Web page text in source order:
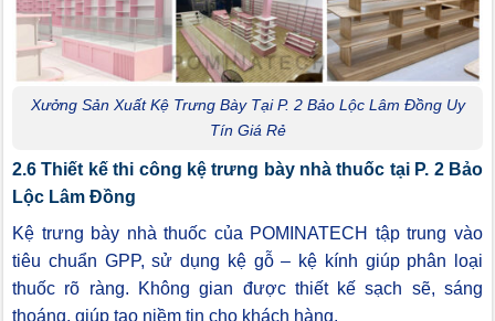
Xưởng Sản Xuất Kệ Trưng Bày Tại P. 2 Bảo Lộc Lâm Đồng Uy
Tín Giá Rẻ
2.6 Thiết kế thi công kệ trưng bày nhà thuốc tại P. 2 Bảo
Lộc Lâm Đồng
Kệ trưng bày nhà thuốc của POMINATECH tập trung vào
tiêu chuẩn GPP, sử dụng kệ gỗ – kệ kính giúp phân loại
thuốc rõ ràng. Không gian được thiết kế sạch sẽ, sáng
thoáng, giúp tạo niềm tin cho khách hàng.